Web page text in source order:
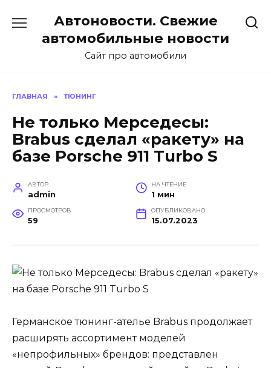
содержанию
Автоновости. Свежие
автомобильные новости
Сайт про автомобили
ГЛАВНАЯ » ТЮНИНГ
Не только Мерседесы:
Brabus сделал «ракету» на
базе Porsche 911 Turbo S
АВТОР
admin
НА ЧТЕНИЕ
1 мин
ПРОСМОТРОВ
59
ОПУБЛИКОВАНО
15.07.2023
Германское тюнинг-ателье Brabus продолжает
расширять ассортимент моделей
«непрофильных» брендов: представлен